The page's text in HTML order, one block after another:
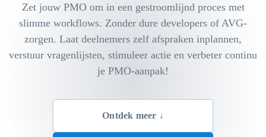
Zet jouw PMO om in een gestroomlijnd proces met
slimme workflows. Zonder dure developers of AVG-
zorgen. Laat deelnemers zelf afspraken inplannen,
verstuur vragenlijsten, stimuleer actie en verbeter continu
je PMO-aanpak!
Ontdek meer ↓